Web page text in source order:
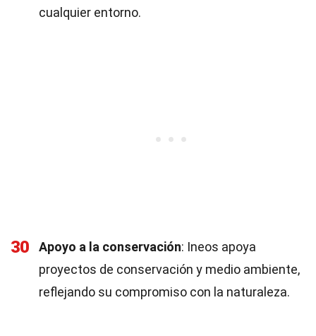
cualquier entorno.
30 Apoyo a la conservación: Ineos apoya
proyectos de conservación y medio ambiente,
reflejando su compromiso con la naturaleza.